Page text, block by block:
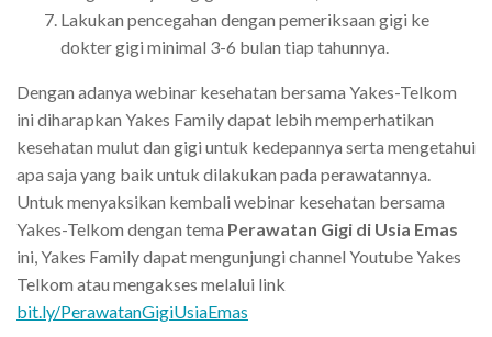
Lakukan pencegahan dengan pemeriksaan gigi ke
dokter gigi minimal 3-6 bulan tiap tahunnya.
Dengan adanya webinar kesehatan bersama Yakes-Telkom
ini diharapkan Yakes Family dapat lebih memperhatikan
kesehatan mulut dan gigi untuk kedepannya serta mengetahui
apa saja yang baik untuk dilakukan pada perawatannya.
Untuk menyaksikan kembali webinar kesehatan bersama
Yakes-Telkom dengan tema Perawatan Gigi di Usia Emas
ini, Yakes Family dapat mengunjungi channel Youtube Yakes
Telkom atau mengakses melalui link
bit.ly/PerawatanGigiUsiaEmas